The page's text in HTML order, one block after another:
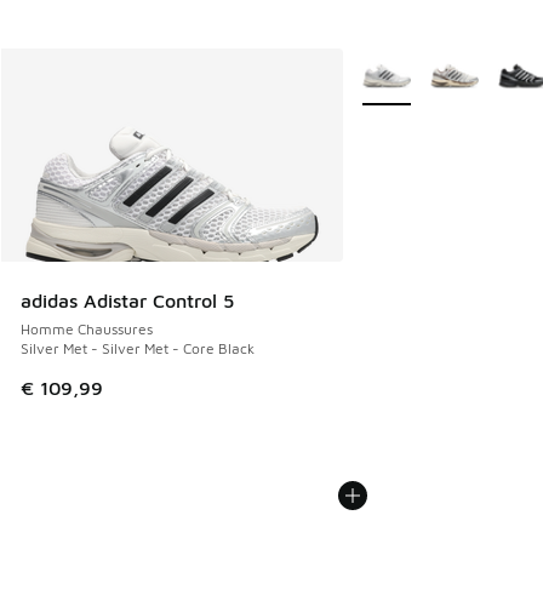
adidas Adistar Control 5
Homme Chaussures
Silver Met - Silver Met - Core Black
€ 109,99
Plus de couleurs